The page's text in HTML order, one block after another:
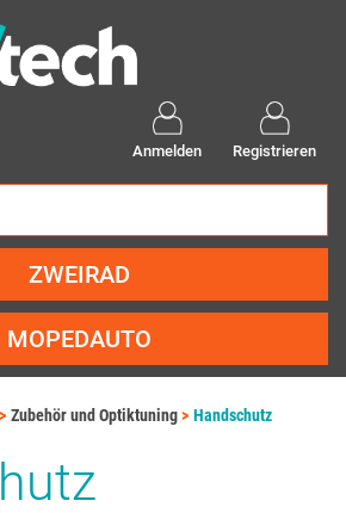
Anmelden Registrieren
ZWEIRAD
MOPEDAUTO
Zubehör und Optiktuning Handschutz